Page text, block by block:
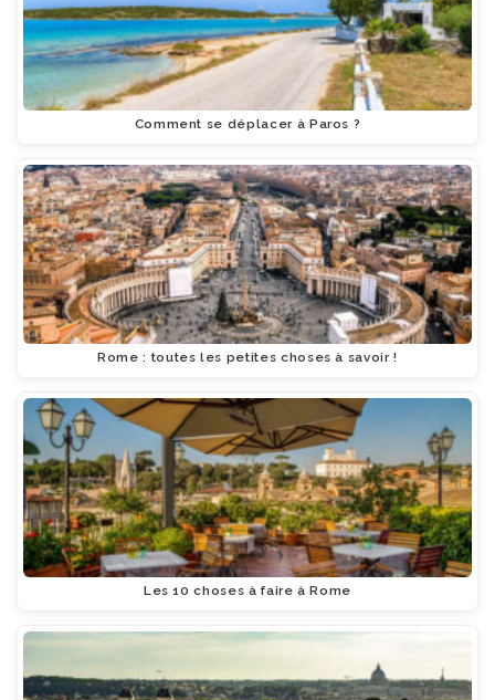
Comment se déplacer à Paros ?
Rome : toutes les petites choses à savoir !
Les 10 choses à faire à Rome